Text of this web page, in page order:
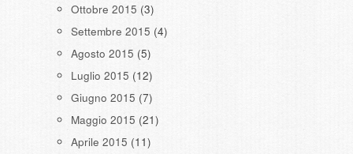
Ottobre 2015 (3)
Settembre 2015 (4)
Agosto 2015 (5)
Luglio 2015 (12)
Giugno 2015 (7)
Maggio 2015 (21)
Aprile 2015 (11)